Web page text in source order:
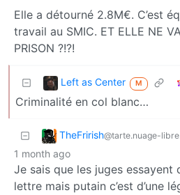
Elle a détourné 2.8M€. C’est
travail au SMIC. ET ELLE NE
PRISON ?!?!
Left as Center M
Criminalité en col blanc…
TheFrirish@tarte.nuage-
1 month ago
Je sais que les juges essayent
lettre mais putain c’est d’une